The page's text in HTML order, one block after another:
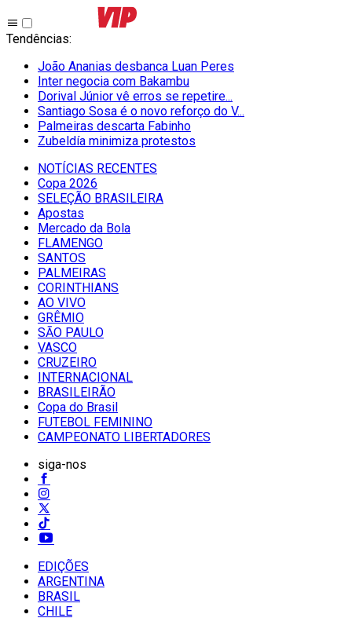
Tendências:
João Ananias desbanca Luan Peres
Inter negocia com Bakambu
Dorival Júnior vê erros se repetire...
Santiago Sosa é o novo reforço do V...
Palmeiras descarta Fabinho
Zubeldía minimiza protestos
NOTÍCIAS RECENTES
Copa 2026
SELEÇÃO BRASILEIRA
Apostas
Mercado da Bola
FLAMENGO
SANTOS
PALMEIRAS
CORINTHIANS
AO VIVO
GRÊMIO
SĀO PAULO
VASCO
CRUZEIRO
INTERNACIONAL
BRASILEIRÃO
Copa do Brasil
FUTEBOL FEMININO
CAMPEONATO LIBERTADORES
siga-nos
EDIÇÕES
ARGENTINA
BRASIL
CHILE